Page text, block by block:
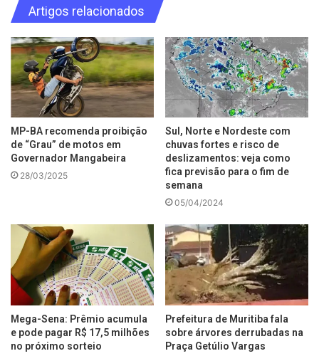
Artigos relacionados
MP-BA recomenda proibição
de “Grau” de motos em
Governador Mangabeira
28/03/2025
Sul, Norte e Nordeste com
chuvas fortes e risco de
deslizamentos: veja como
fica previsão para o fim de
semana
05/04/2024
Mega-Sena: Prêmio acumula
e pode pagar R$ 17,5 milhões
no próximo sorteio
Prefeitura de Muritiba fala
sobre árvores derrubadas na
Praça Getúlio Vargas